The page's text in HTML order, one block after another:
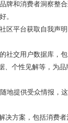
牌和消费者洞察整
。
区平台获取自我声
社交用户数据库，
、个性见解等，为
随地提供受众情报，
决方案，包括消费